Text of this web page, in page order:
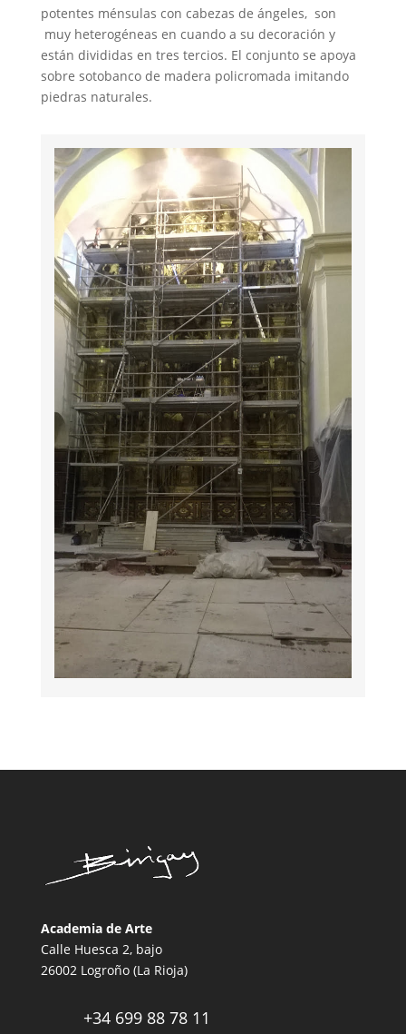
potentes ménsulas con cabezas de ángeles, son
muy heterogéneas en cuando a su decoración y
están divididas en tres tercios. El conjunto se apoya
sobre sotobanco de madera policromada imitando
piedras naturales.
Academia de Arte
Calle Huesca 2, bajo
26002 Logroño (La Rioja)
+34 699 88 78 11